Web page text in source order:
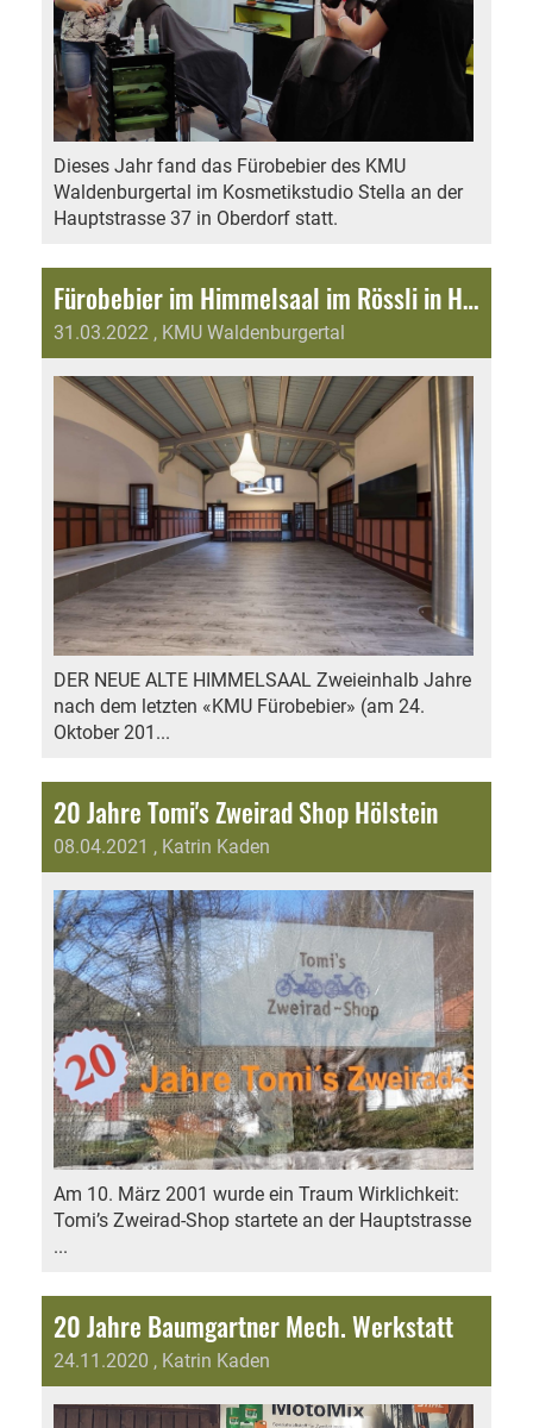
Dieses Jahr fand das Fürobebier des KMU
Waldenburgertal im Kosmetikstudio Stella an der
Hauptstrasse 37 in Oberdorf statt.
Fürobebier im Himmelsaal im Rössli in Hölstein
31.03.2022 , KMU Waldenburgertal
DER NEUE ALTE HIMMELSAAL Zweieinhalb Jahre
nach dem letzten «KMU Fürobebier» (am 24.
Oktober 201...
20 Jahre Tomi's Zweirad Shop Hölstein
08.04.2021 , Katrin Kaden
Am 10. März 2001 wurde ein Traum Wirklichkeit:
Tomi’s Zweirad-Shop startete an der Hauptstrasse
...
20 Jahre Baumgartner Mech. Werkstatt
24.11.2020 , Katrin Kaden